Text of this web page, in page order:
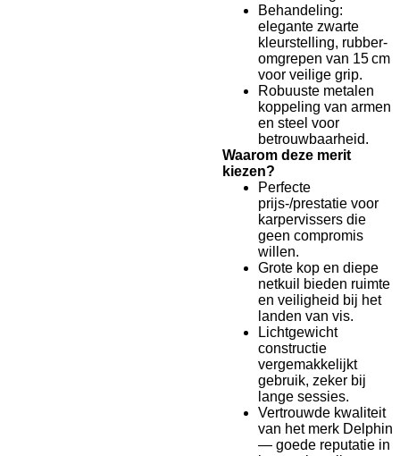
Behandeling:
elegante zwarte
kleurstelling, rubber-
omgrepen van 15 cm
voor veilige grip.
Robuuste metalen
koppeling van armen
en steel voor
betrouwbaarheid.
Waarom deze merit
kiezen?
Perfecte
prijs-/prestatie voor
karpervissers die
geen compromis
willen.
Grote kop en diepe
netkuil bieden ruimte
en veiligheid bij het
landen van vis.
Lichtgewicht
constructie
vergemakkelijkt
gebruik, zeker bij
lange sessies.
Vertrouwde kwaliteit
van het merk Delphin
— goede reputatie in